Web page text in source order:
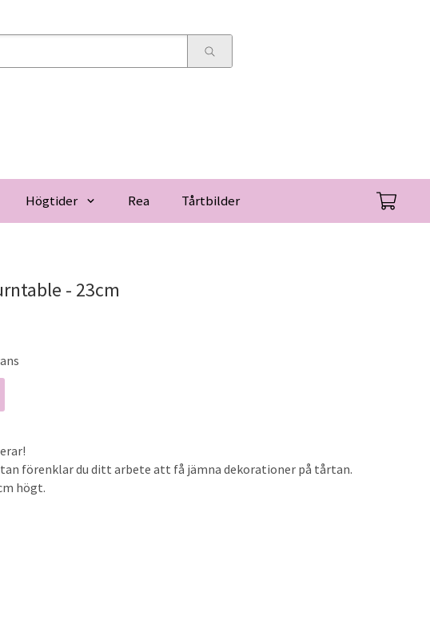
Högtider Rea Tårtbilder
- 23cm
förenklar du ditt arbete att få jämna dekorationer på tårtan.
högt.